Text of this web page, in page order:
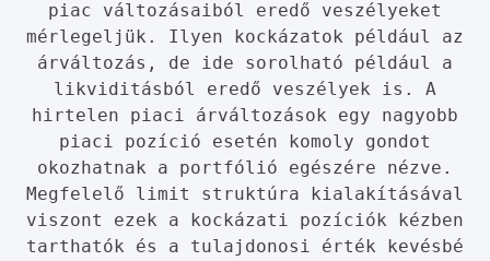
piac változásaiból eredő veszélyeket
mérlegeljük. Ilyen kockázatok például az
árváltozás, de ide sorolható például a
likviditásból eredő veszélyek is. A
hirtelen piaci árváltozások egy nagyobb
piaci pozíció esetén komoly gondot
okozhatnak a portfólió egészére nézve.
Megfelelő limit struktúra kialakításával
viszont ezek a kockázati pozíciók kézben
tarthatók és a tulajdonosi érték kevésbé